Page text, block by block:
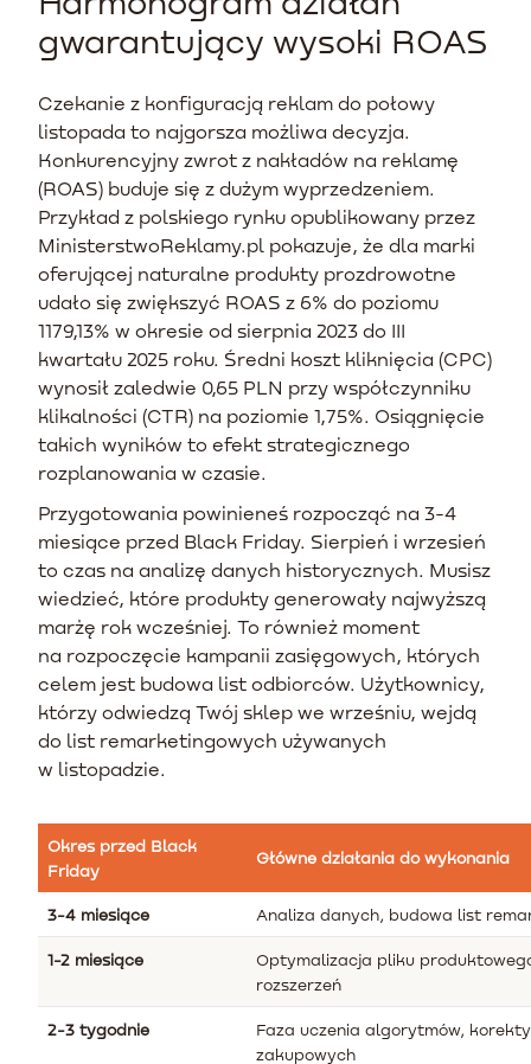
gwarantujący wysoki ROAS
Czekanie z konfiguracją reklam do połowy
listopada to najgorsza możliwa decyzja.
Konkurencyjny zwrot z nakładów na reklamę
(ROAS) buduje się z dużym wyprzedzeniem.
Przykład z polskiego rynku opublikowany przez
MinisterstwoReklamy.pl pokazuje, że dla marki
oferującej naturalne produkty prozdrowotne
udało się zwiększyć ROAS z 6% do poziomu
1179,13% w okresie od sierpnia 2023 do III
kwartału 2025 roku. Średni koszt kliknięcia (CPC)
wynosił zaledwie 0,65 PLN przy współczynniku
klikalności (CTR) na poziomie 1,75%. Osiągnięcie
takich wyników to efekt strategicznego
rozplanowania w czasie.
Przygotowania powinieneś rozpocząć na 3-4
miesiące przed Black Friday. Sierpień i wrzesień
to czas na analizę danych historycznych. Musisz
wiedzieć, które produkty generowały najwyższą
marżę rok wcześniej. To również moment
na rozpoczęcie kampanii zasięgowych, których
celem jest budowa list odbiorców. Użytkownicy,
którzy odwiedzą Twój sklep we wrześniu, wejdą
do list remarketingowych używanych
w listopadzie.
Okres przed Black
Friday
Główne działania do wykonania
3-4 miesiące Analiza danych, budowa list
1-2 miesiące
Optymalizacja pliku
rozszerzeń
2-3 tygodnie
Faza uczenia algorytmów,
zakupowych